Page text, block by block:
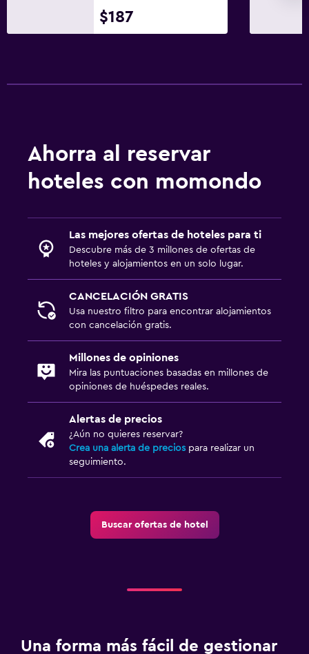
$187
Ahorra al reservar
hoteles con momondo
Las mejores ofertas de hoteles para ti
Descubre más de 3 millones de ofertas de
hoteles y alojamientos en un solo lugar.
CANCELACIÓN GRATIS
Usa nuestro filtro para encontrar alojamientos
con cancelación gratis.
Millones de opiniones
Mira las puntuaciones basadas en millones de
opiniones de huéspedes reales.
Alertas de precios
¿Aún no quieres reservar?
Crea una alerta de precios para realizar un
seguimiento.
Buscar ofertas de hotel
Una forma más fácil de gestionar